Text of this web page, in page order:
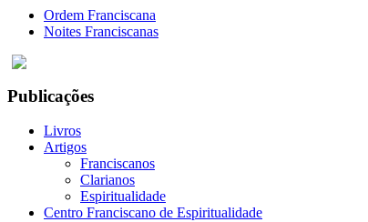
Ordem Franciscana
Noites Franciscanas
Publicações
Livros
Artigos
Franciscanos
Clarianos
Espiritualidade
Centro Franciscano de Espiritualidade